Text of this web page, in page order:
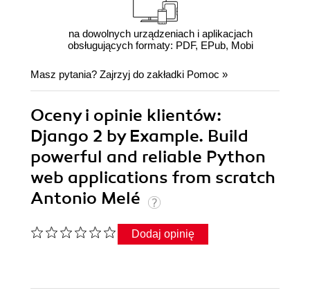
na dowolnych urządzeniach i aplikacjach
obsługujących formaty: PDF, EPub, Mobi
Masz pytania? Zajrzyj do zakładki Pomoc »
Oceny i opinie klientów:
Django 2 by Example. Build
powerful and reliable Python
web applications from scratch
Antonio Melé
Dodaj opinię